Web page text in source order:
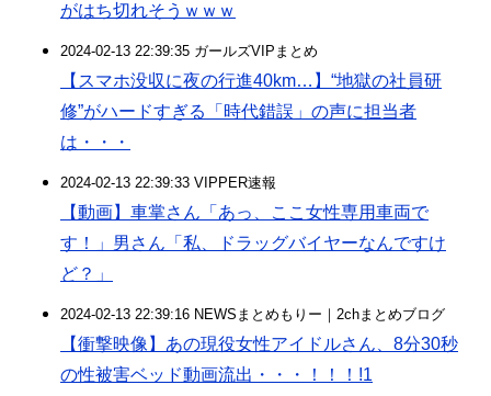
がはち切れそうｗｗｗ
2024-02-13 22:39:35 ガールズVIPまとめ
【スマホ没収に夜の行進40km…】“地獄の社員研
修”がハードすぎる「時代錯誤」の声に担当者
は・・・
2024-02-13 22:39:33 VIPPER速報
【動画】車掌さん「あっ、ここ女性専用車両で
す！」男さん「私、ドラッグバイヤーなんですけ
ど？」
2024-02-13 22:39:16 NEWSまとめもりー｜2chまとめブログ
【衝撃映像】あの現役女性アイドルさん、8分30秒
の性被害ベッド動画流出・・・！！！!1